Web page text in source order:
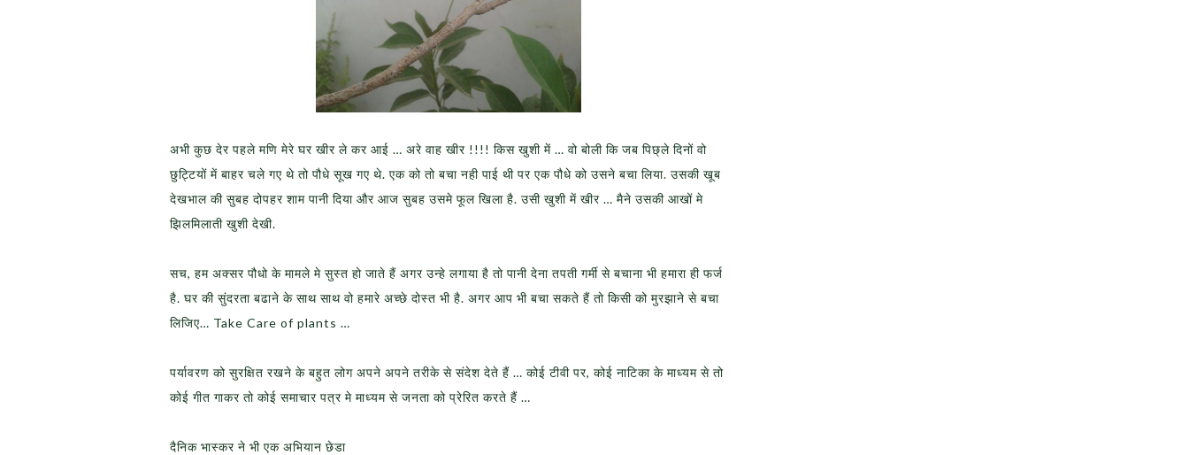
अभी कुछ देर पहले मणि मेरे घर खीर ले कर आई … अरे वाह खीर !!!! किस खुशी में … वो बोली कि जब पिछ्ले दिनों वो
छुट्टियों में बाहर चले गए थे तो पौधे सूख गए थे. एक को तो बचा नही पाई थी पर एक पौधे को उसने बचा लिया. उसकी खूब
देखभाल की सुबह दोपहर शाम पानी दिया और आज सुबह उसमे फूल खिला है. उसी खुशी में खीर … मैने उसकी आखों मे
झिलमिलाती खुशी देखी.
सच, हम अक्सर पौधो के मामले मे सुस्त हो जाते हैं अगर उन्हे लगाया है तो पानी देना तपती गर्मी से बचाना भी हमारा ही फर्ज
है. घर की सुंदरता बढाने के साथ साथ वो हमारे अच्छे दोस्त भी है. अगर आप भी बचा सकते हैं तो किसी को मुरझाने से बचा
लिजिए… Take Care of plants …
पर्यावरण को सुरक्षित रखने के बहुत लोग अपने अपने तरीके से संदेश देते हैं … कोई टीवी पर, कोई नाटिका के माध्यम से तो
कोई गीत गाकर तो कोई समाचार पत्र मे माध्यम से जनता को प्रेरित करते हैं …
दैनिक भास्कर ने भी एक अभियान छेडा